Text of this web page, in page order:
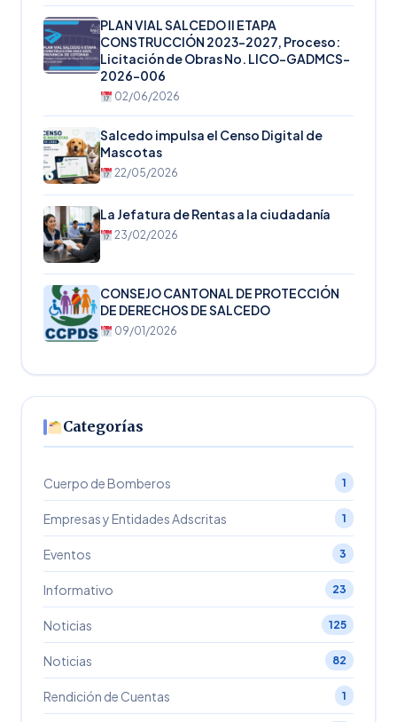
PLAN VIAL SALCEDO II ETAPA
CONSTRUCCIÓN 2023-2027, Proceso:
Licitación de Obras No. LICO-GADMCS-
2026-006
02/06/2026
Salcedo impulsa el Censo Digital de
Mascotas
22/05/2026
La Jefatura de Rentas a la ciudadanía
23/02/2026
CONSEJO CANTONAL DE PROTECCIÓN
DE DERECHOS DE SALCEDO
09/01/2026
Categorías
Cuerpo de Bomberos 1
Empresas y Entidades Adscritas 1
Eventos 3
Informativo 23
Noticias 125
Noticias 82
Rendición de Cuentas 1